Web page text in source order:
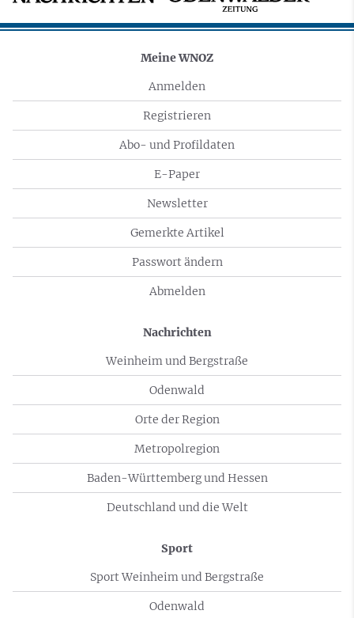
Meine WNOZ
Anmelden
Registrieren
Abo- und Profildaten
E-Paper
Newsletter
Gemerkte Artikel
Passwort ändern
Abmelden
Nachrichten
Weinheim und Bergstraße
Odenwald
Orte der Region
Metropolregion
Baden-Württemberg und Hessen
Deutschland und die Welt
Sport
Sport Weinheim und Bergstraße
Odenwald